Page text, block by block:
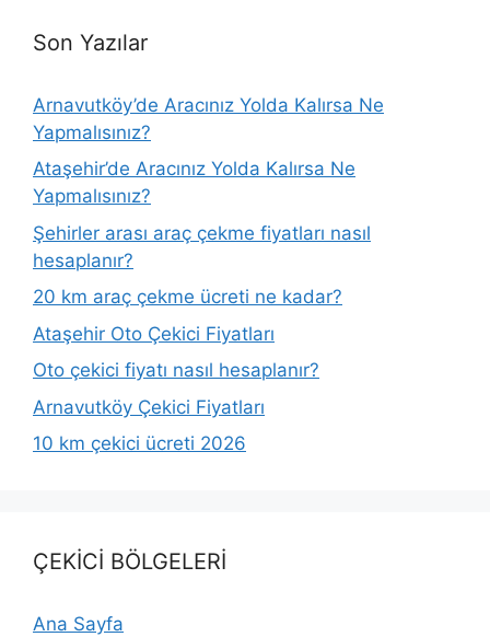
Son Yazılar
Arnavutköy’de Aracınız Yolda Kalırsa Ne
Yapmalısınız?
Ataşehir’de Aracınız Yolda Kalırsa Ne
Yapmalısınız?
Şehirler arası araç çekme fiyatları nasıl
hesaplanır?
20 km araç çekme ücreti ne kadar?
Ataşehir Oto Çekici Fiyatları
Oto çekici fiyatı nasıl hesaplanır?
Arnavutköy Çekici Fiyatları
10 km çekici ücreti 2026
ÇEKİCİ BÖLGELERİ
Ana Sayfa